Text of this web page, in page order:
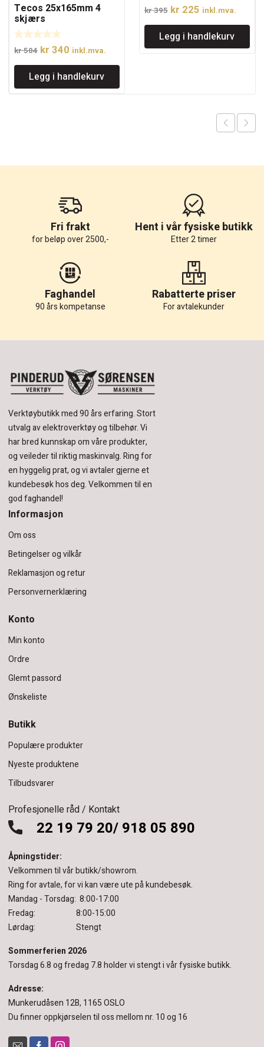
Tecos 25x165mm 4
skjærs
sneglebor/spiralbor i
BiMetal
kr504 Opprinnelig
pris
var:
kr 504.
kr 340 Nåværende
pris
er:
kr 340.
inkl.mva.
Legg i handlekurv
kr395 Opprinnelig
pris
var:
kr 395.
kr 225Nåværende
pris
er:
kr 225.
inkl.mva.
Legg i handlekurv
Fri frakt
for beløp over 2500,-
Hent i vår fysiske butikk
Etter 2 timer
Faghandel
90 års kompetanse
Rabatterte priser
For avtalekunder
Verktøybutikk med 90 års erfaring.Stort
utvalg av elektroverktøy og tilbehør.Vi
har bred kunnskap om våre produkter,
og veileder til riktig maskinvalg. Ring for
en hyggelig prat, og vi avtaler gjerne et
kundebesøk hos deg.Velkommen til en
god faghandel!
Informasjon
Om oss
Betingelser og vilkår
Reklamasjon og retur
Personvernerklæring
Konto
Min konto
Ordre
Glemt passord
Ønskeliste
Butikk
Populære produkter
Nyeste produktene
Tilbudsvarer
Profesjonelle råd / Kontakt
22 19 79 20/ 918 05 890
Åpningstider:
Velkommen til vår butikk/showrom.
Ring for avtale, for vi kan være ute på kundebesøk.
Mandag - Torsdag: 8:00-17:00
Fredag: 8:00-15:00
Lørdag: Stengt
Sommerferien 2026
Torsdag 6.8 og fredag 7.8 holder vi stengt i vår fysiske butikk.
Adresse:
Munkerudåsen 12B, 1165 OSLO
Du finner oppkjørselen til oss mellom nr. 10 og 16